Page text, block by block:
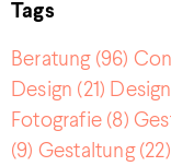
Tags
Beratung(96)
Design (21) Design
Fotografie (8)
(9) Gestaltung(22)